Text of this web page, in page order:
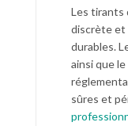
Les tirants
discrète et
durables.
ainsi que
sûres et